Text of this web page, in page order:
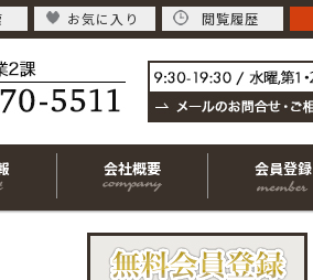
会社概要 会員登録
お気に入り 閲覧履歴